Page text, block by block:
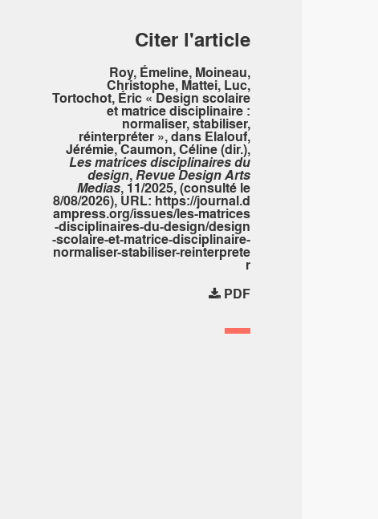
Citer l'article
Roy, Émeline, Moineau,
Christophe, Mattei, Luc,
Tortochot, Éric « Design scolaire
et matrice disciplinaire :
normaliser, stabiliser,
réinterpréter », dans Elalouf,
Jérémie, Caumon, Céline (dir.),
Les matrices disciplinaires du
design,Revue Design Arts
Medias, 11/2025, (consulté le
8/08/2026), URL: https://journal.d
ampress.org/issues/les-matrices
-disciplinaires-du-design/design
-scolaire-et-matrice-disciplinaire-
normaliser-stabiliser-reinterprete
r
PDF